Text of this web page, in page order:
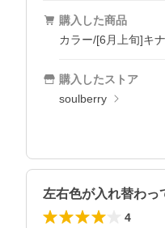
購入した商品
カラー/[6月上旬]キ
購入したストア
soulberry
左右色が入れ替わ
4